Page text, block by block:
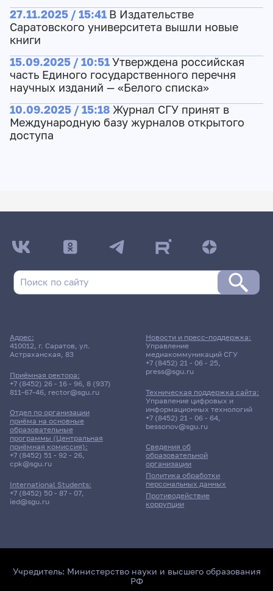
27.11.2025 / 15:41 В Издательстве
Саратовского университета вышли новые
книги
15.09.2025 / 10:51Утверждена российская
часть Единого государственного перечня
научных изданий — «Белого списка»
10.09.2025 / 15:18 Журнал СГУ принят в
Международную базу журналов открытого
доступа
Адрес:
410012, г. Саратов, ул.
Астраханская, 83
Приёмная ректора:
+7 (8452) 26 - 16 - 96, 8 (937)
811-67-46, rector@sgu.ru
Отдел по организации
приёма на основные
образовательные
программы (Центральная
приёмная комиссия):
+7 (8452) 51 - 92 - 26,
cpk@sgu.ru
International Students:
+7 (8452) 50 - 87 - 07,
ied@sgu.ru
Сведения об
образовательной
организации
Политика обработки
персональных данных
Противодействие
коррупции
Новости и пресс-поддержка:
Управление
медиакоммуникаций СГУ
+7 (8452) 21 - 06 - 25,
press@sgu.ru
Техническая поддержка сайта:
Управление цифровых и
информационных технологий
+7 (8452) 21 - 06 - 64,
bessonov@sgu.ru
Учредитель: Министерство науки и высшего образования
РФ